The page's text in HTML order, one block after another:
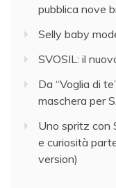
pubblica nove
Selly baby
SVOSIL: il
Da “Voglia di
maschera per
Uno spritz con
e curiosità
version)